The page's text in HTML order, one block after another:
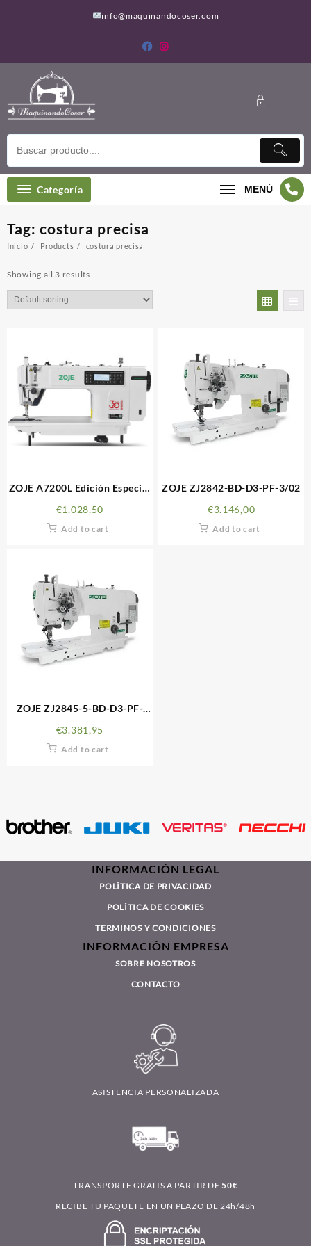
info@maquinandocoser.com
Categoría MENÚ
Tag: costura precisa
Inicio Products costura precisa
Showing all 3 results
ZOJE A7200L Edición Especial
€1.028,50
Add to cart
ZOJE ZJ2842-BD-D3-PF-3/02
€3.146,00
Add to cart
ZOJE ZJ2845-5-BD-D3-PF-
€3.381,95
Add to cart
INFORMACIÓN LEGAL
POLÍTICA DE PRIVACIDAD
POLÍTICA DE COOKIES
TERMINOS Y CONDICIONES
INFORMACIÓN EMPRESA
SOBRE NOSOTROS
CONTACTO
ASISTENCIA PERSONALIZADA
TRANSPORTE GRATIS A PARTIR DE50€
RECIBE TU PAQUETE EN UN PLAZO DE 24h/48h